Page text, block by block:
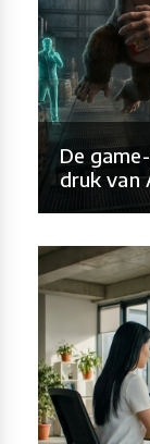
De
druk van